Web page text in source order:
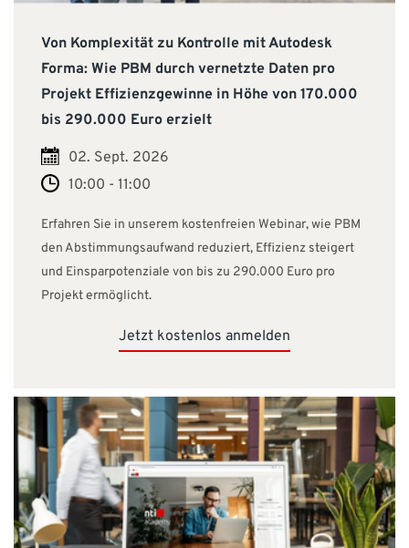
Von Komplexität zu Kontrolle mit Autodesk
Forma: Wie PBM durch vernetzte Daten pro
Projekt Effizienzgewinne in Höhe von 170.000
bis 290.000 Euro erzielt
02. Sept. 2026
10:00 - 11:00
Erfahren Sie in unserem kostenfreien Webinar, wie PBM
den Abstimmungsaufwand reduziert, Effizienz steigert
und Einsparpotenziale von bis zu 290.000 Euro pro
Projekt ermöglicht.
Jetzt kostenlos anmelden